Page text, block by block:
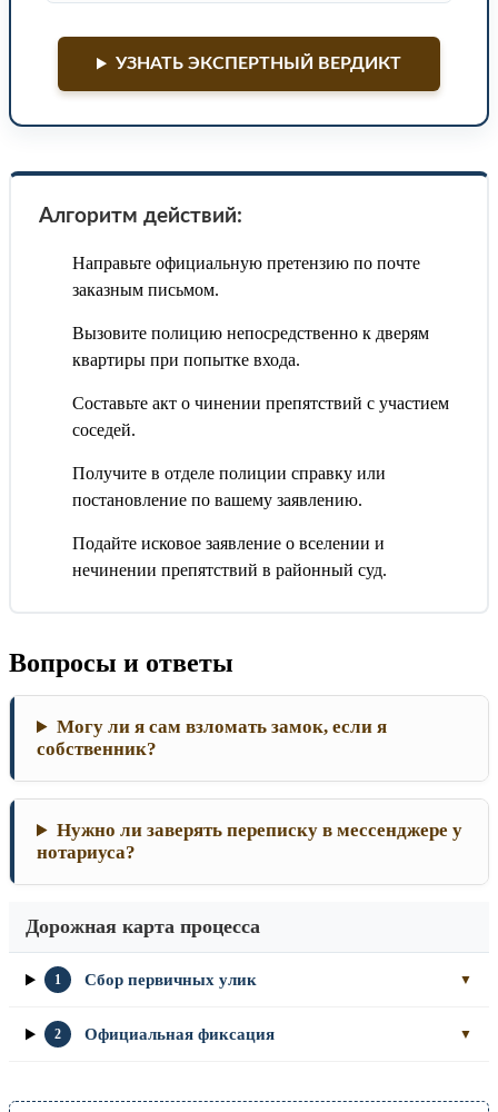
УЗНАТЬ ЭКСПЕРТНЫЙ ВЕРДИКТ
Алгоритм действий:
Направьте официальную претензию по почте
заказным письмом.
Вызовите полицию непосредственно к дверям
квартиры при попытке входа.
Составьте акт о чинении препятствий с участием
соседей.
Получите в отделе полиции справку или
постановление по вашему заявлению.
Подайте исковое заявление о вселении и
нечинении препятствий в районный суд.
Вопросы и ответы
Могу ли я сам взломать замок, если я
собственник?
Нужно ли заверять переписку в мессенджере у
нотариуса?
Дорожная карта процесса
1 Сбор первичных улик ▼
2 Официальная фиксация ▼